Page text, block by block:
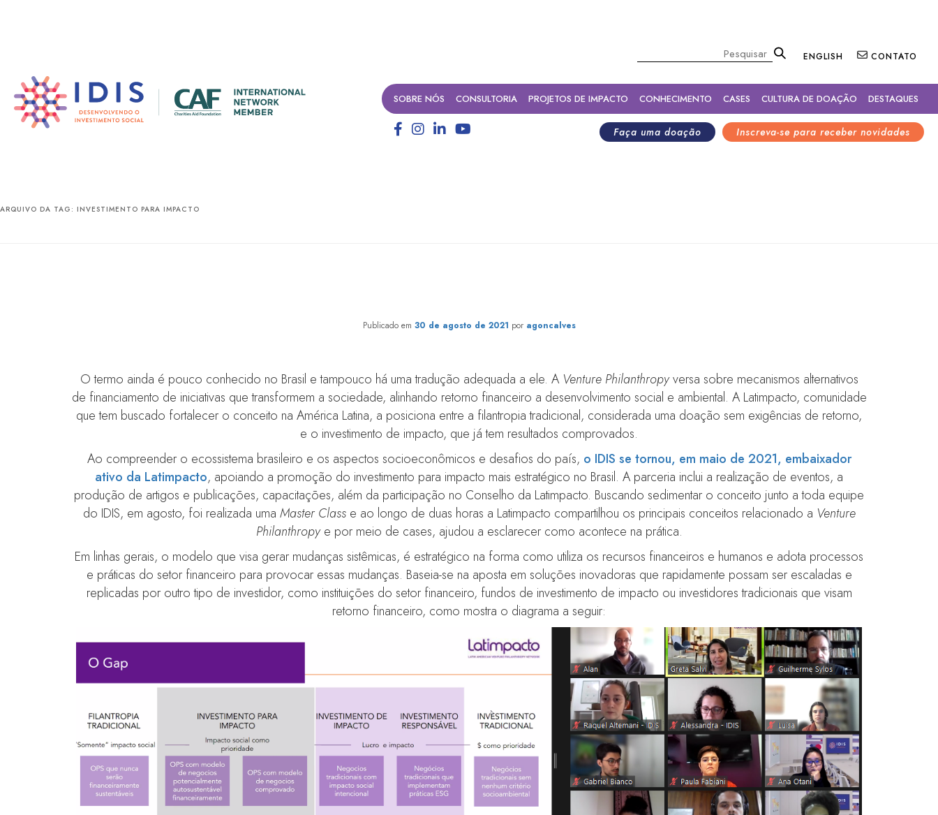
ENGLISH CONTATO
SOBRE NÓS CONSULTORIA PROJETOS DE IMPACTO CONHECIMENTO CASES CULTURA DE DOAÇÃO DESTAQUES
Inscreva-se para receber novidades
Faça uma doação
ARQUIVO DA TAG: INVESTIMENTO PARA IMPACTO
Publicado em 30 de agosto de 2021 por agoncalves
O termo ainda é pouco conhecido no Brasil e tampouco há uma tradução adequada a ele. A Venture Philanthropyversa sobre mecanismos alternativos
de financiamento de iniciativas que transformem a sociedade, alinhando retorno financeiro a desenvolvimento social e ambiental. A Latimpacto, comunidade
que tem buscado fortalecer o conceito na América Latina, a posiciona entre a filantropia tradicional, considerada uma doação sem exigências de retorno,
e o investimento de impacto, que já tem resultados comprovados.
Ao compreender o ecossistema brasileiro e os aspectos socioeconômicos e desafios do país, o IDIS se tornou, em maio de 2021, embaixador
ativo da Latimpacto, apoiando a promoção do investimento para impacto mais estratégico no Brasil. A parceria inclui a realização de eventos, a
produção de artigos e publicações, capacitações, além da participação no Conselho da Latimpacto. Buscando sedimentar o conceito junto a toda equipe
do IDIS, em agosto, foi realizada uma Master Classe ao longo de duas horas a Latimpacto compartilhou os principais conceitos relacionado a Venture
Philanthropye por meio de cases, ajudou a esclarecer como acontece na prática.
Em linhas gerais, o modelo que visa gerar mudanças sistêmicas, é estratégico na forma como utiliza os recursos financeiros e humanos e adota processos
e práticas do setor financeiro para provocar essas mudanças. Baseia-se na aposta em soluções inovadoras que rapidamente possam ser escaladas e
replicadas por outro tipo de investidor, como instituições do setor financeiro, fundos de investimento de impacto ou investidores tradicionais que visam
retorno financeiro, como mostra o diagrama a seguir: